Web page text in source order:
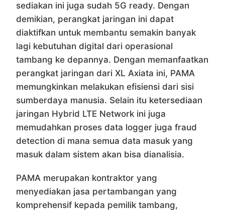
sediakan ini juga sudah 5G ready. Dengan
demikian, perangkat jaringan ini dapat
diaktifkan untuk membantu semakin banyak
lagi kebutuhan digital dari operasional
tambang ke depannya. Dengan memanfaatkan
perangkat jaringan dari XL Axiata ini, PAMA
memungkinkan melakukan efisiensi dari sisi
sumberdaya manusia. Selain itu ketersediaan
jaringan Hybrid LTE Network ini juga
memudahkan proses data logger juga fraud
detection di mana semua data masuk yang
masuk dalam sistem akan bisa dianalisia.
PAMA merupakan kontraktor yang
menyediakan jasa pertambangan yang
komprehensif kepada pemilik tambang,